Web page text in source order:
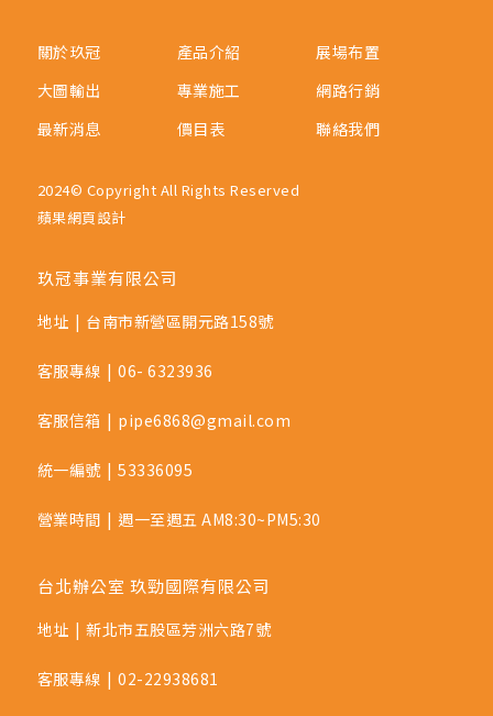
關於玖冠 產品介紹
展場布置
大圖輸出
專業施工
網路行銷
最新消息
價目表 聯絡我們
2024© Copyright All Rights Reserved
蘋果網頁設計
玖冠事業有限公司
地址 | 台南市新營區開元路158號
客服專線 | 06- 6323936
客服信箱 | pipe6868@gmail.com
統一編號 | 53336095
營業時間 | 週一至週五 AM8:30~PM5:30
台北辦公室 玖勁國際有限公司
地址 | 新北市五股區芳洲六路7號
客服專線 | 02-22938681